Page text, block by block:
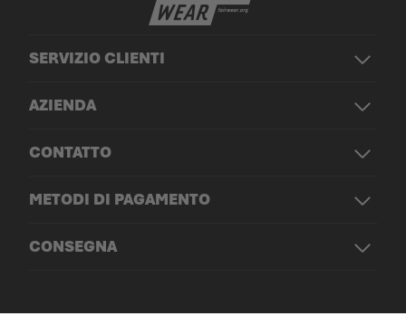
SERVIZIO CLIENTI
AZIENDA
CONTATTO
METODI DI PAGAMENTO
CONSEGNA